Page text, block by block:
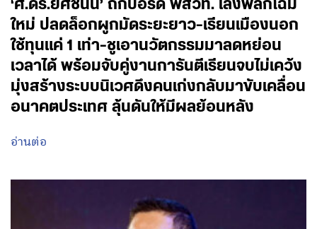
‘ศ.ดร.ยศชนัน’ ถกบอร์ด พสวท. เล็งพลิกโฉม
ใหม่ ปลดล็อกผูกมัดระยะยาว-เรียนเมืองนอก
ใช้ทุนแค่ 1 เท่า-ชูเอานวัตกรรมมาลดหย่อน
เวลาได้ พร้อมจับคู่งานการันตีเรียนจบไม่เคว้ง
มุ่งสร้างระบบนิเวศดึงคนเก่งกลับมาขับเคลื่อน
อนาคตประเทศ ลุ้นดันให้มีผลย้อนหลัง
อ่านต่อ